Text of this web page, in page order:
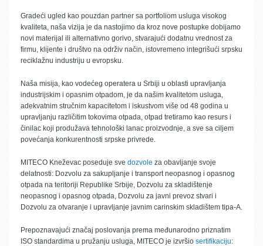
Gradeći ugled kao pouzdan partner sa portfoliom usluga visokog
kvaliteta, naša vizija je da nastojimo da kroz nove postupke dobijamo
novi materijal ili alternativno gorivo, stvarajući dodatnu vrednost za
firmu, klijente i društvo na održiv način, istovremeno integrišući srpsku
reciklažnu industriju u evropsku.
Naša misija, kao vodećeg operatera u Srbiji u oblasti upravljanja
industrijskim i opasnim otpadom, je da našim kvalitetom usluga,
adekvatnim stručnim kapacitetom i iskustvom više od 48 godina u
upravljanju različitim tokovima otpada, otpad tretiramo kao resurs i
činilac koji produžava tehnološki lanac proizvodnje, a sve sa ciljem
povećanja konkurentnosti srpske privrede.
MITECO Kneževac poseduje sve dozvole za obavljanje svoje
delatnosti: Dozvolu za sakupljanje i transport neopasnog i opasnog
otpada na teritoriji Republike Srbije, Dozvolu za skladištenje
neopasnog i opasnog otpada, Dozvolu za javni prevoz stvari i
Dozvolu za otvaranje i upravljanje javnim carinskim skladištem tipa-A.
Prepoznavajući značaj poslovanja prema međunarodno priznatim
ISO standardima u pružanju usluga, MITECO je izvršio sertifikaciju: